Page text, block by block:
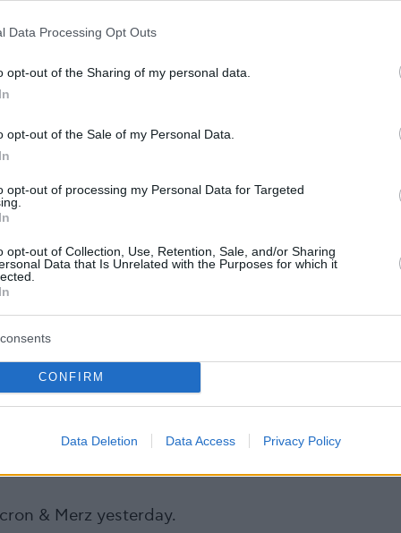
Data Processing Opt Outs
opt-out of the Sharing of my personal data.
opt-out of the Sale of my Personal Data.
opt-out of processing my Personal Data for Targeted
opt-out of Collection, Use, Retention, Sale, and/or Sharing
Data that Is Unrelated with the Purposes for which it
CONFIRM
Data Deletion Data Access Privacy Policy
και είχαμε πειράγματα μεταξύ μας,
συχνά με τη γυναίκα μου και ένα βίντεο που
έγινε μια γεωπλανητική καταστροφή»,
χρόνο για χάσιμο συζητώντας τέτοια
Μιλώντας στο γαλλικό τηλεοπτικό
αρνήθηκε οποιαδήποτε «οικογενειακή
ότι αυτή δεν ήταν η πρώτη φορά τις
που το περιεχόμενο ενός βίντεο με
τον ίδιο είχε διαστρεβλωθεί από άτομα που
Μερτςκαι τον Κιρ Στάρμερ σε τρένο προς το
& Merz yesterday.